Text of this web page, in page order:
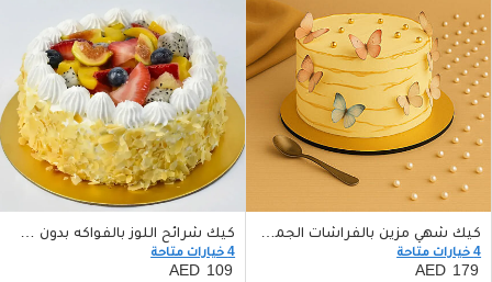
كيك شهي مزين بالفراشات الجميلة
4 خيارات متاحة
179
كيك شرائح اللوز بالفواكه بدون سكر
4 خيارات متاحة
109